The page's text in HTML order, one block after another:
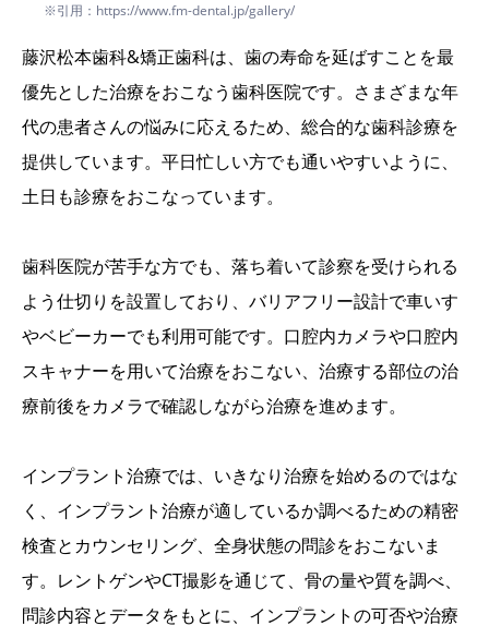
※引用：https://www.fm-dental.jp/gallery/
藤沢松本歯科&矯正歯科は、歯の寿命を延ばすことを最
優先とした治療をおこなう歯科医院です。さまざまな年
代の患者さんの悩みに応えるため、総合的な歯科診療を
提供しています。平日忙しい方でも通いやすいように、
土日も診療をおこなっています。
歯科医院が苦手な方でも、落ち着いて診察を受けられる
よう仕切りを設置しており、バリアフリー設計で車いす
やベビーカーでも利用可能です。口腔内カメラや口腔内
スキャナーを用いて治療をおこない、治療する部位の治
療前後をカメラで確認しながら治療を進めます。
インプラント治療では、いきなり治療を始めるのではな
く、インプラント治療が適しているか調べるための精密
検査とカウンセリング、全身状態の問診をおこないま
す。レントゲンやCT撮影を通じて、骨の量や質を調べ、
問診内容とデータをもとに、インプラントの可否や治療